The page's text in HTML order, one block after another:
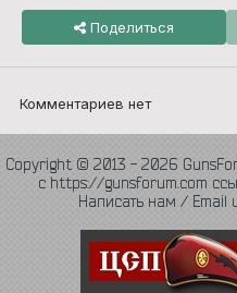
Поделиться
Комментариев нет
Copyright © 2013 - 2026
с https://gunsforum.com
Написать нам / Email